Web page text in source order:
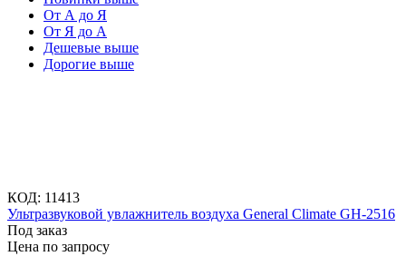
От А до Я
От Я до А
Дешевые выше
Дорогие выше
КОД: 11413
Ультразвуковой увлажнитель воздуха General Climate GH-2516
Под заказ
Цена по запросу